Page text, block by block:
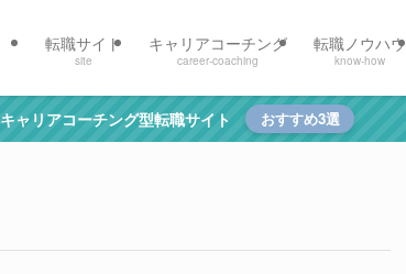
転職サイト
site
キャリアコーチング
career-coaching
転職ノウハウ
know-how
キャリアコーチング型転職サイト おすすめ3選